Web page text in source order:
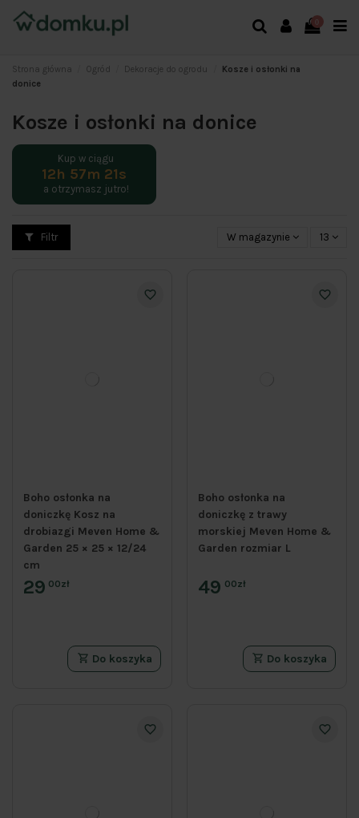
Strona główna Ogród Dekoracje do ogrodu
Kosze i osłonki na
donice
Kosze i osłonki na donice
Kup w ciągu
12h 57m 21s
a otrzymasz jutro!
Filtr W magazynie 13
Boho osłonka na
doniczkę Kosz na
drobiazgi Meven Home &
Garden 25 × 25 × 12/24
cm
29 00zł
Do koszyka
Boho osłonka na
doniczkę z trawy
morskiej Meven Home &
Garden rozmiar L
49 00zł
Do koszyka